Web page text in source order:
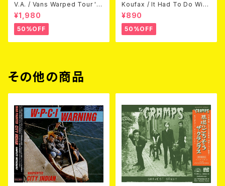
V.A. / Vans Warped Tour '0
3 (DVD)
¥1,980
50%OFF
Koufax / It Had To Do With
Love (CD)
¥890
50%OFF
その他の商品